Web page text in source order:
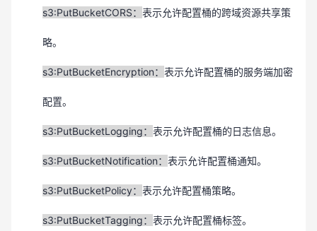
s3:PutBucketCORS： 表示允许配置桶的跨域资源共享策
略。
s3:PutBucketEncryption： 表示允许配置桶的服务端加密
配置。
s3:PutBucketLogging： 表示允许配置桶的日志信息。
s3:PutBucketNotification： 表示允许配置桶通知。
s3:PutBucketPolicy： 表示允许配置桶策略。
s3:PutBucketTagging： 表示允许配置桶标签。